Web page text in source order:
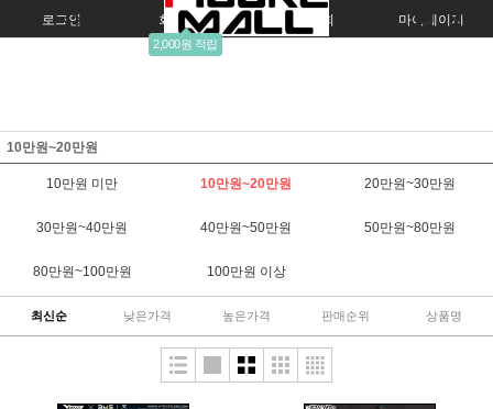
로그인 회원가입
2,000원 적립
주문조회 마이페이지
10만원~20만원
10만원 미만 10만원~20만원 20만원~30만원
30만원~40만원 40만원~50만원 50만원~80만원
80만원~100만원 100만원 이상
최신순 낮은가격 높은가격 판매순위 상품명